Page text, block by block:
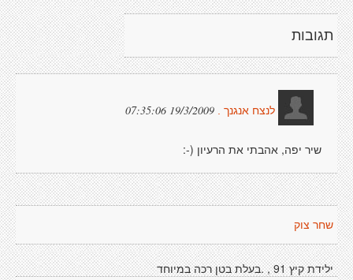
תגובות
לנצח אנגנך . 19/3/2009 07:35:06
שיר יפה, אהבתי את הרעיון (-:
שחר צוק
ילידת קיץ 91 , .בעלת בטן רכה במיוחד